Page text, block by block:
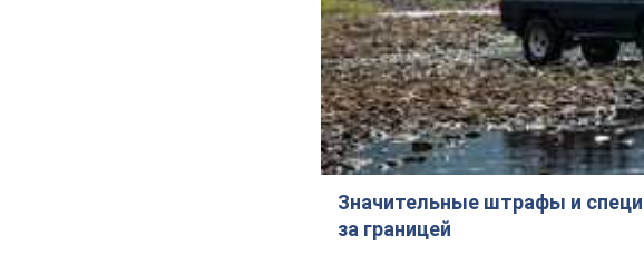
Значительные штрафы и
за границей